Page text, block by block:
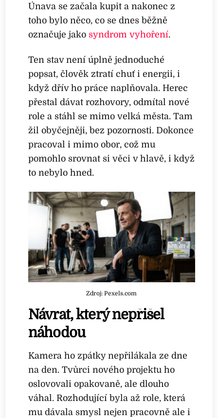
Únava se začala kupit a nakonec z
toho bylo něco, co se dnes běžně
označuje jakosyndrom vyhoření.
Ten stav není úplně jednoduché
popsat, člověk ztratí chuť i energii, i
když dřív ho práce naplňovala. Herec
přestal dávat rozhovory, odmítal nové
role a stáhl se mimo velká města. Tam
žil obyčejněji, bez pozornosti. Dokonce
pracoval i mimo obor, což mu
pomohlo srovnat si věci v hlavě, i když
to nebylo hned.
Zdroj: Pexels.com
Návrat, který nepřišel
náhodou
Kamera ho zpátky nepřilákala ze dne
na den. Tvůrci nového projektu ho
oslovovali opakovaně, ale dlouho
váhal. Rozhodující byla až role, která
mu dávala smysl nejen pracovně ale i